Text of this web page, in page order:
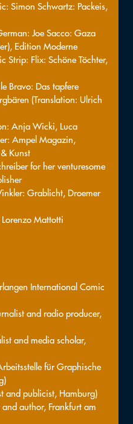
Simon Schwartz: Packeis,
Joe Sacco: Gaza
Edition Moderne
Strip: Flix: Schöne Töchter,
Bravo: Das tapfere
(Translation: Ulrich
Anja Wicki, Luca
Ampel Magazin,
Kunst
for her venturesome
Grablicht, Droemer
Mattotti
International Comic
and radio producer,
and media scholar,
für Graphische
and publicist, Hamburg)
author, Frankfurt am